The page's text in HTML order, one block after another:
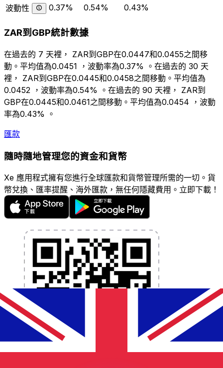
波動性
0.37% 0.54% 0.43%
ZAR到GBP統計數據
在過去的 7 天裡， ZAR到GBP在0.0447和0.0455之間移
動。平均值為0.0451 ，波動率為0.37% 。在過去的 30 天
裡， ZAR到GBP在0.0445和0.0458之間移動。平均值為
0.0452 ，波動率為0.54% 。在過去的 90 天裡， ZAR到
GBP在0.0445和0.0461之間移動。平均值為0.0454 ，波動
率為0.43% 。
匯款
隨時隨地管理您的資金和貨幣
Xe 應用程式擁有您進行全球匯款和貨幣管理所需的一切。貨
幣兌換、匯率提醒、海外匯款，無任何隱藏費用。立即下載！